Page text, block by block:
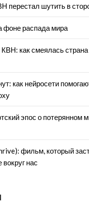
перестал шутить в
фоне распада мира
как смеялась
как нейросети
эпос о потерянном
фильм, который
нас